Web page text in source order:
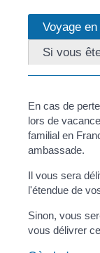
Voyage
Si vous
En cas de
lors de
familial en
ambassade.
Il vous sera
l'étendue de
Sinon, vous
vous délivrer